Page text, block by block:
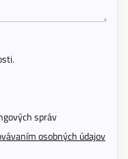
správ
osobných údajov